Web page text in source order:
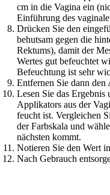
cm in die Vagina ein
Einführung des
Drücken Sie den
behutsam gegen die
Rektums), damit der
Wertes gut befeuchtet
Befeuchtung ist sehr
Entfernen Sie dann
Lesen Sie das Ergebnis
Applikators aus der
feucht ist. Vergleichen
der Farbskala und
nächsten kommt.
Notieren Sie den Wert
Nach Gebrauch